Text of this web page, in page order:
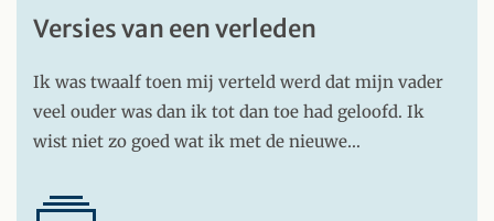
Versies van een verleden
Ik was twaalf toen mij verteld werd dat mijn vader
veel ouder was dan ik tot dan toe had geloofd. Ik
wist niet zo goed wat ik met de nieuwe…